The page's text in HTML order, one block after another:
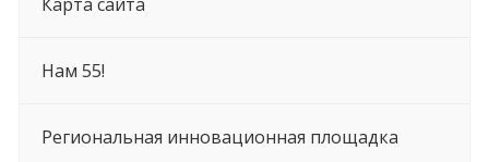
Нам 55!
Региональная инновационная площадка